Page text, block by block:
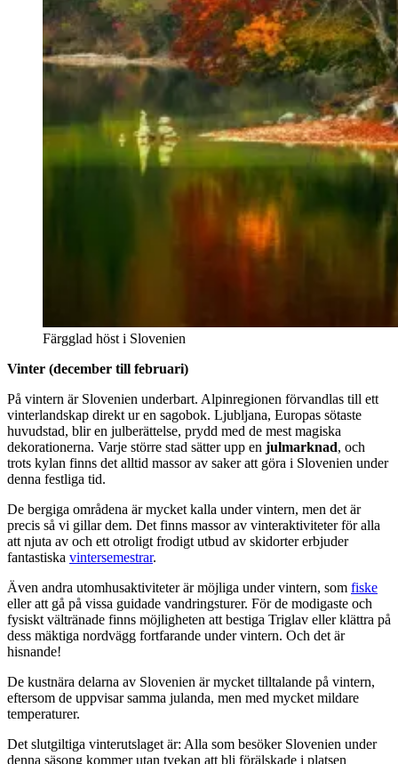
Färgglad höst i Slovenien
Vinter (december till februari)
På vintern är Slovenien underbart. Alpinregionen förvandlas till ett
vinterlandskap direkt ur en sagobok. Ljubljana, Europas sötaste
huvudstad, blir en julberättelse, prydd med de mest magiska
dekorationerna. Varje större stad sätter upp en julmarknad, och
trots kylan finns det alltid massor av saker att göra i Slovenien under
denna festliga tid.
De bergiga områdena är mycket kalla under vintern, men det är
precis så vi gillar dem. Det finns massor av vinteraktiviteter för alla
att njuta av och ett otroligt frodigt utbud av skidorter erbjuder
fantastiska vintersemestrar.
Även andra utomhusaktiviteter är möjliga under vintern, som fiske
eller att gå på vissa guidade vandringsturer. För de modigaste och
fysiskt vältränade finns möjligheten att bestiga Triglav eller klättra på
dess mäktiga nordvägg fortfarande under vintern. Och det är
hisnande!
De kustnära delarna av Slovenien är mycket tilltalande på vintern,
eftersom de uppvisar samma julanda, men med mycket mildare
temperaturer.
Det slutgiltiga vinterutslaget är: Alla som besöker Slovenien under
denna säsong kommer utan tvekan att bli förälskade i platsen